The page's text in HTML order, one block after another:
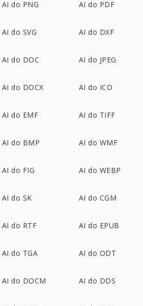
AI do PNG AI do PDF
AI do SVG AI do DXF
AI do DOC AI do JPEG
AI do DOCX AI do ICO
AI do EMF AI do TIFF
AI do BMP AI do WMF
AI do FIG AI do WEBP
AI do SK AI do CGM
AI do RTF AI do EPUB
AI do TGA AI do ODT
AI do DOCM AI do DDS